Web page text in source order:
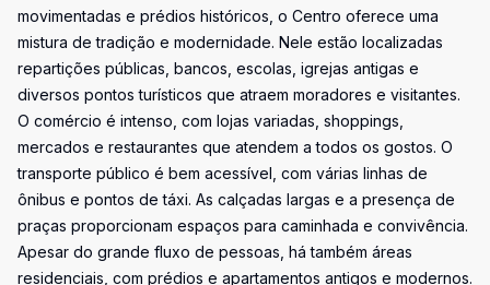
movimentadas e prédios históricos, o Centro oferece uma
mistura de tradição e modernidade. Nele estão localizadas
repartições públicas, bancos, escolas, igrejas antigas e
diversos pontos turísticos que atraem moradores e visitantes.
O comércio é intenso, com lojas variadas, shoppings,
mercados e restaurantes que atendem a todos os gostos. O
transporte público é bem acessível, com várias linhas de
ônibus e pontos de táxi. As calçadas largas e a presença de
praças proporcionam espaços para caminhada e convivência.
Apesar do grande fluxo de pessoas, há também áreas
residenciais, com prédios e apartamentos antigos e modernos.